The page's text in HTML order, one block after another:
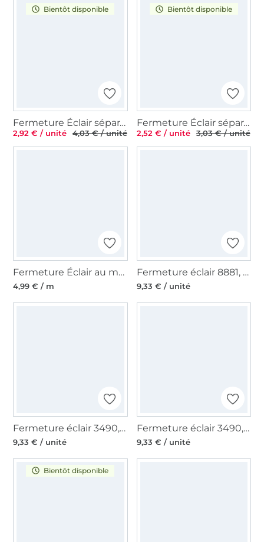
Bientôt disponible
Fermeture Éclair séparable plastique à dents, 60 cm, noir
2,92 € / unité 4,03 € / unité
Bientôt disponible
Fermeture Éclair séparable plastique à dents, 40 cm, noir
2,52 € / unité 3,03 € / unité
Fermeture Éclair au mètre non séparable plastique à spirale, rose
4,99 € / m
Fermeture éclair 8881, chamois
9,33 € / unité
Fermeture éclair 3490, jaune
9,33 € / unité
Fermeture éclair 3490, bleu roi
9,33 € / unité
Bientôt disponible